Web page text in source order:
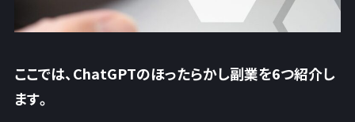
ここでは、ChatGPTのほったらかし副業を6つ紹介し
ます。